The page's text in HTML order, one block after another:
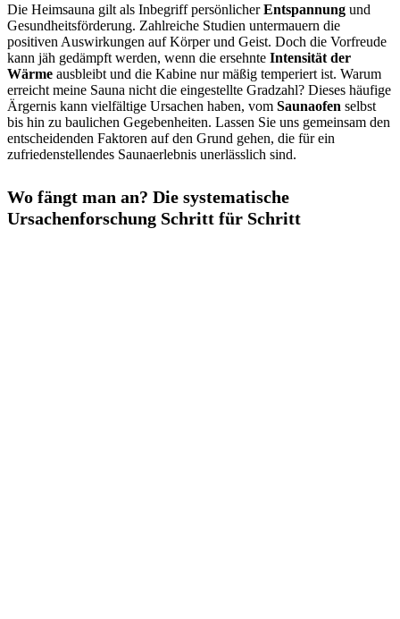
Die Heimsauna gilt als Inbegriff persönlicherEntspannung und
Gesundheitsförderung. Zahlreiche Studien untermauern die
positiven Auswirkungen auf Körper und Geist. Doch die Vorfreude
kann jäh gedämpft werden, wenn die ersehnte Intensität der
Wärme ausbleibt und die Kabine nur mäßig temperiert ist. Warum
erreicht meine Sauna nicht die eingestellte Gradzahl? Dieses häufige
Ärgernis kann vielfältige Ursachen haben, vom Saunaofen selbst
bis hin zu baulichen Gegebenheiten. Lassen Sie uns gemeinsam den
entscheidenden Faktoren auf den Grund gehen, die für ein
zufriedenstellendes Saunaerlebnis unerlässlich sind.
Wo fängt man an? Die systematische
Ursachenforschung Schritt für Schritt